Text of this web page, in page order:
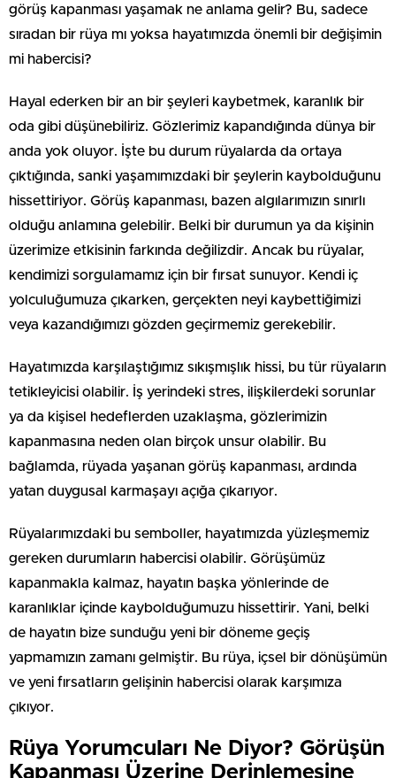
görüş kapanması yaşamak ne anlama gelir? Bu, sadece
sıradan bir rüya mı yoksa hayatımızda önemli bir değişimin
mi habercisi?
Hayal ederken bir an bir şeyleri kaybetmek, karanlık bir
oda gibi düşünebiliriz. Gözlerimiz kapandığında dünya bir
anda yok oluyor. İşte bu durum rüyalarda da ortaya
çıktığında, sanki yaşamımızdaki bir şeylerin kaybolduğunu
hissettiriyor. Görüş kapanması, bazen algılarımızın sınırlı
olduğu anlamına gelebilir. Belki bir durumun ya da kişinin
üzerimize etkisinin farkında değilizdir. Ancak bu rüyalar,
kendimizi sorgulamamız için bir fırsat sunuyor. Kendi iç
yolculuğumuza çıkarken, gerçekten neyi kaybettiğimizi
veya kazandığımızı gözden geçirmemiz gerekebilir.
Hayatımızda karşılaştığımız sıkışmışlık hissi, bu tür rüyaların
tetikleyicisi olabilir. İş yerindeki stres, ilişkilerdeki sorunlar
ya da kişisel hedeflerden uzaklaşma, gözlerimizin
kapanmasına neden olan birçok unsur olabilir. Bu
bağlamda, rüyada yaşanan görüş kapanması, ardında
yatan duygusal karmaşayı açığa çıkarıyor.
Rüyalarımızdaki bu semboller, hayatımızda yüzleşmemiz
gereken durumların habercisi olabilir. Görüşümüz
kapanmakla kalmaz, hayatın başka yönlerinde de
karanlıklar içinde kaybolduğumuzu hissettirir. Yani, belki
de hayatın bize sunduğu yeni bir döneme geçiş
yapmamızın zamanı gelmiştir. Bu rüya, içsel bir dönüşümün
ve yeni fırsatların gelişinin habercisi olarak karşımıza
çıkıyor.
Rüya Yorumcuları Ne Diyor? Görüşün
Kapanması Üzerine Derinlemesine